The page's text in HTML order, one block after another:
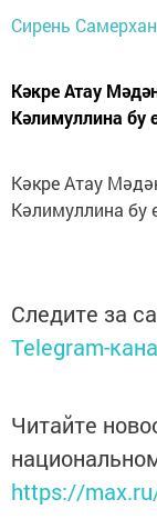
Сирень
Кәкре Атау
Кәлимуллина бу
Кәкре Атау
Кәлимуллина бу
Следите за
Telegram-
Читайте
https://